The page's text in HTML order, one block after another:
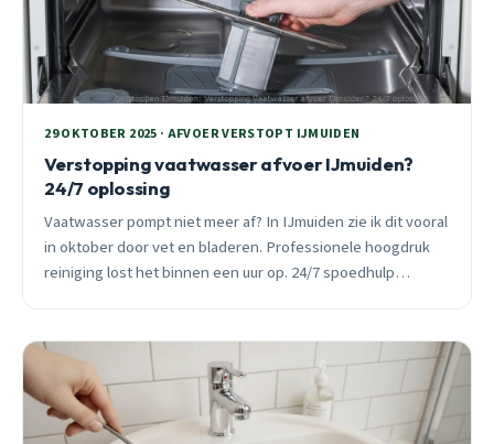
29 OKTOBER 2025 · AFVOER VERSTOPT IJMUIDEN
Verstopping vaatwasser afvoer IJmuiden?
24/7 oplossing
Vaatwasser pompt niet meer af? In IJmuiden zie ik dit vooral
in oktober door vet en bladeren. Professionele hoogdruk
reiniging lost het binnen een uur op. 24/7 spoedhulp